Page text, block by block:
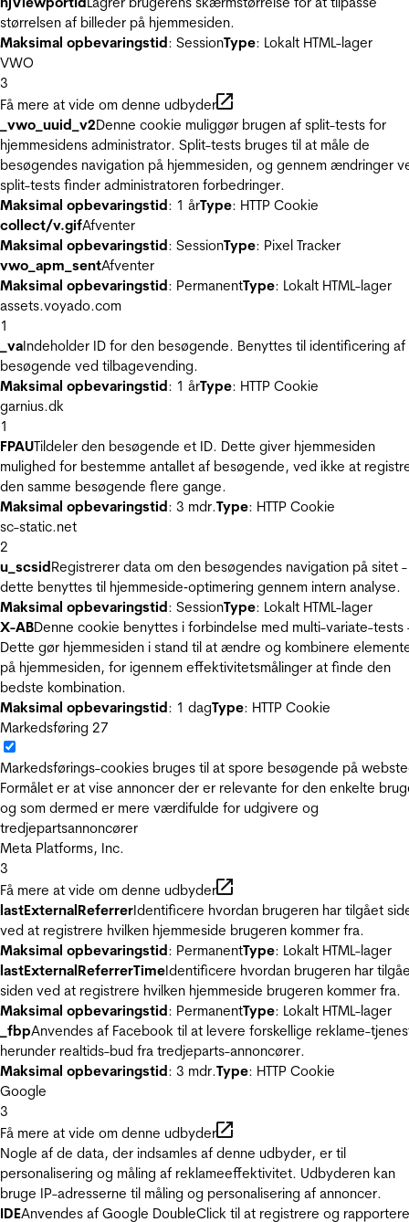
størrelsen af billeder på hjemmesiden.
Maksimal opbevaringstid: SessionType: Lokalt HTML-lager
VWO
3
Få mere at vide om denne udbyder
_vwo_uuid_v2Denne cookie muliggør brugen af split-tests for
hjemmesidens administrator. Split-tests bruges til at måle de
besøgendes navigation på hjemmesiden, og gennem ændringer
split-tests finder administratoren forbedringer.
Maksimal opbevaringstid: 1 årType: HTTP Cookie
collect/v.gifAfventer
Maksimal opbevaringstid: SessionType: Pixel Tracker
vwo_apm_sentAfventer
Maksimal opbevaringstid: PermanentType: Lokalt HTML-lager
assets.voyado.com
1
_vaIndeholder ID for den besøgende. Benyttes til identificering af
besøgende ved tilbagevending.
Maksimal opbevaringstid: 1 årType: HTTP Cookie
garnius.dk
1
FPAUTildeler den besøgende et ID. Dette giver hjemmesiden
mulighed for bestemme antallet af besøgende, ved ikke at
den samme besøgende flere gange.
Maksimal opbevaringstid: 3 mdr.Type: HTTP Cookie
sc-static.net
2
u_scsidRegistrerer data om den besøgendes navigation på sitet -
dette benyttes til hjemmeside‐optimering gennem intern analyse.
Maksimal opbevaringstid: SessionType: Lokalt HTML-lager
X-ABDenne cookie benyttes i forbindelse med multi-variate-tests
Dette gør hjemmesiden i stand til at ændre og kombinere
på hjemmesiden, for igennem effektivitetsmålinger at finde den
bedste kombination.
Maksimal opbevaringstid: 1 dagType: HTTP Cookie
Markedsføring 27
Markedsførings-cookies bruges til at spore besøgende på
Formålet er at vise annoncer der er relevante for den enkelte
og som dermed er mere værdifulde for udgivere og
tredjepartsannoncører
Meta Platforms, Inc.
3
Få mere at vide om denne udbyder
lastExternalReferrerIdentificere hvordan brugeren har tilgået
ved at registrere hvilken hjemmeside brugeren kommer fra.
Maksimal opbevaringstid: PermanentType: Lokalt HTML-lager
lastExternalReferrerTimeIdentificere hvordan brugeren har
siden ved at registrere hvilken hjemmeside brugeren kommer fra.
Maksimal opbevaringstid: PermanentType: Lokalt HTML-lager
_fbpAnvendes af Facebook til at levere forskellige reklame-
herunder realtids-bud fra tredjeparts-annoncører.
Maksimal opbevaringstid: 3 mdr.Type: HTTP Cookie
Google
3
Få mere at vide om denne udbyder
Nogle af de data, der indsamles af denne udbyder, er til
personalisering og måling af reklameeffektivitet. Udbyderen kan
bruge IP-adresserne til måling og personalisering af annoncer.
IDEAnvendes af Google DoubleClick til at registrere og